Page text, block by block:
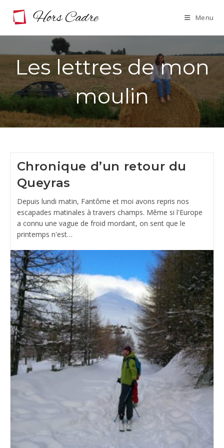
Menu
Les lettres de mon
moulin
Chronique d’un retour du
Queyras
Depuis lundi matin, Fantôme et moi avons repris nos
escapades matinales à travers champs. Même si l'Europe
a connu une vague de froid mordant, on sent que le
printemps n'est…